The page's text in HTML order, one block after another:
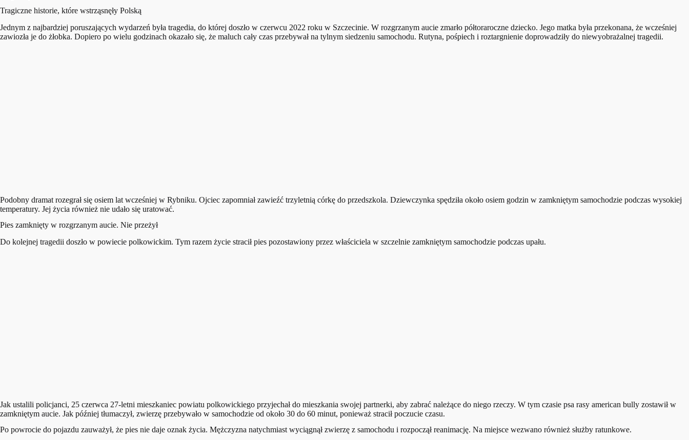
Tragiczne historie, które wstrząsnęły Polską
Jednym z najbardziej poruszających wydarzeń była tragedia, do której doszło w czerwcu 2022 roku w Szczecinie. W rozgrzanym aucie zmarło półtoraroczne dziecko. Jego matka była przekonana, że wcześniej
zawiozła je do żłobka. Dopiero po wielu godzinach okazało się, że maluch cały czas przebywał na tylnym siedzeniu samochodu. Rutyna, pośpiech i roztargnienie doprowadziły do niewyobrażalnej tragedii.
Podobny dramat rozegrał się osiem lat wcześniej w Rybniku. Ojciec zapomniał zawieźć trzyletnią córkę do przedszkola. Dziewczynka spędziła około osiem godzin w zamkniętym samochodzie podczas wysokiej
temperatury. Jej życia również nie udało się uratować.
Pies zamknięty w rozgrzanym aucie. Nie przeżył
Do kolejnej tragedii doszło w powiecie polkowickim. Tym razem życie stracił pies pozostawiony przez właściciela w szczelnie zamkniętym samochodzie podczas upału.
Jak ustalili policjanci, 25 czerwca 27-letni mieszkaniec powiatu polkowickiego przyjechał do mieszkania swojej partnerki, aby zabrać należące do niego rzeczy. W tym czasie psa rasy american bully zostawił w
zamkniętym aucie. Jak później tłumaczył, zwierzę przebywało w samochodzie od około 30 do 60 minut, ponieważ stracił poczucie czasu.
Po powrocie do pojazdu zauważył, że pies nie daje oznak życia. Mężczyzna natychmiast wyciągnął zwierzę z samochodu i rozpoczął reanimację. Na miejsce wezwano również służby ratunkowe.